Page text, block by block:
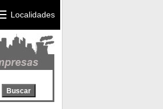
Localidades
Buscar